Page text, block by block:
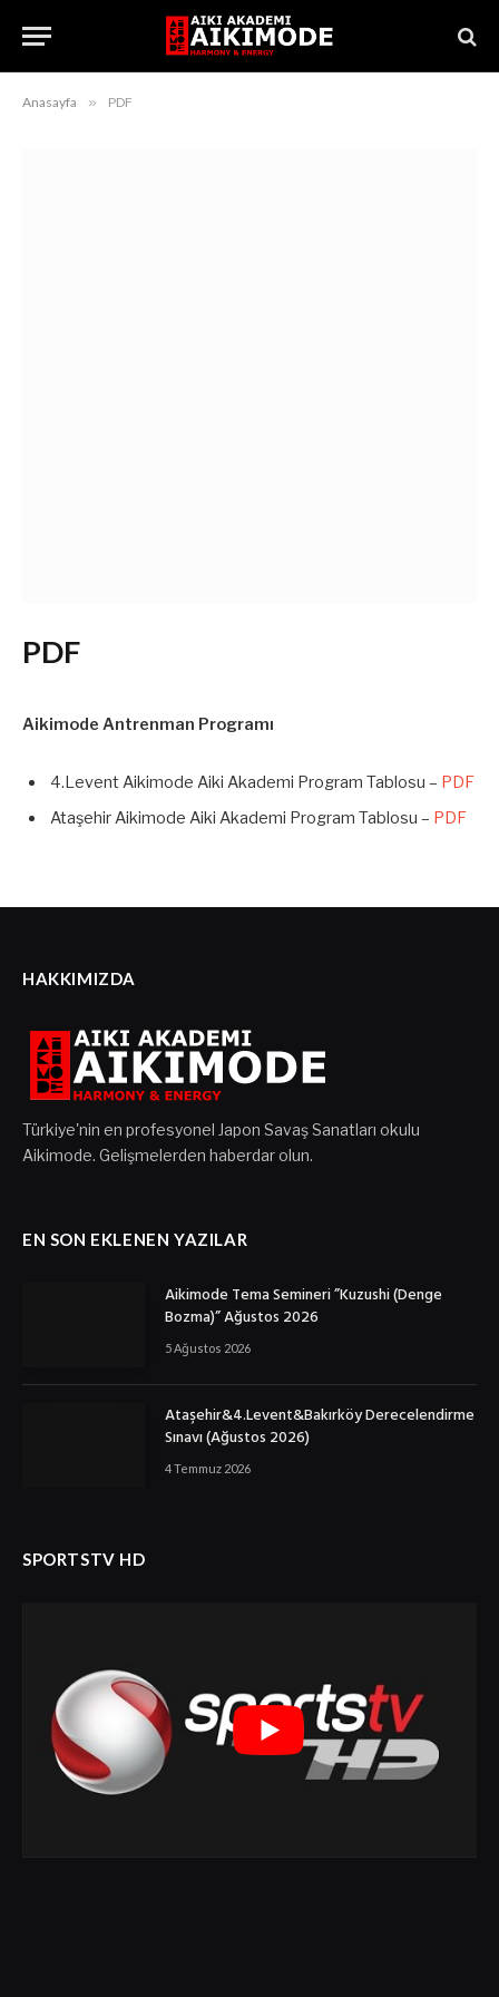
Anasayfa » PDF
PDF
Aikimode Antrenman Programı
4.Levent Aikimode Aiki Akademi Program Tablosu – PDF
Ataşehir Aikimode Aiki Akademi Program Tablosu – PDF
HAKKIMIZDA
Türkiye'nin en profesyonel Japon Savaş Sanatları okulu
Aikimode. Gelişmelerden haberdar olun.
EN SON EKLENEN YAZILAR
Aikimode Tema Semineri ”Kuzushi (Denge
Bozma)” Ağustos 2026
5 Ağustos 2026
Ataşehir&4.Levent&Bakırköy Derecelendirme
Sınavı (Ağustos 2026)
4 Temmuz 2026
SPORTSTV HD